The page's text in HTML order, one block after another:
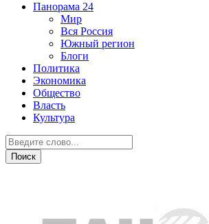
Панорама 24
Мир
Вся Россия
Южный регион
Блоги
Политика
Экономика
Общество
Власть
Культура